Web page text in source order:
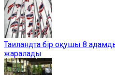
Таиландта бір оқушы 8
жаралады